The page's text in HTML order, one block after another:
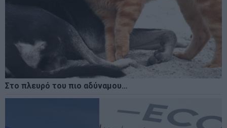
Στο πλευρό του πιο αδύναμου…